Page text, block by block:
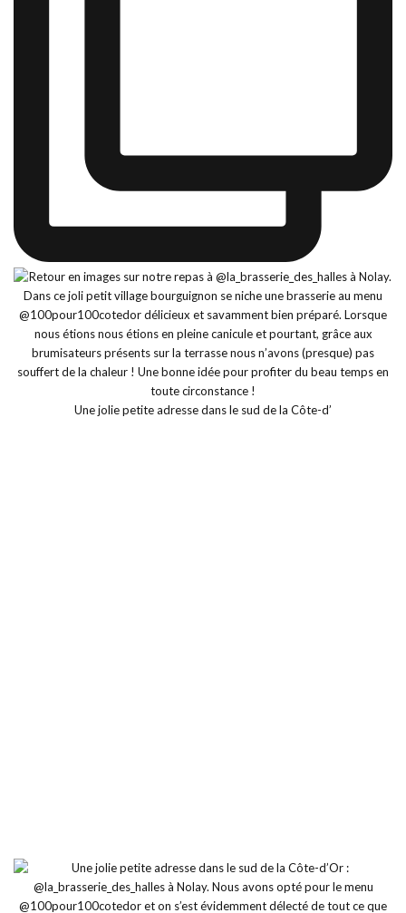
Une jolie petite adresse dans le sud de la Côte-d’